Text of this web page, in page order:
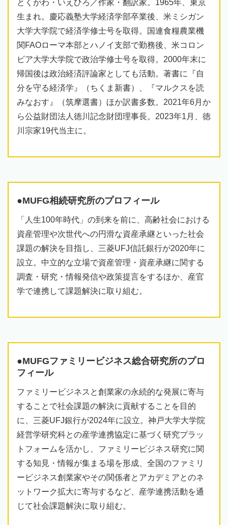
とくがわ・いえひろ／作家・翻訳家。1965年、東京
生まれ。慶応義塾大学経済学部卒業後、米ミシガン
大学大学院で経済学修士号を取得。国連食糧農業機
関FAOローマ本部とハノイ支部で勤務後、米コロン
ビア大学大学院で政治学修士号を取得。2000年末に
帰国後は政治経済評論家としても活動。著書に『自
分を守る経済学』（ちくま新書）、『マルクスを読
みなおす』（筑摩選書）ほか訳書多数。2021年6月か
ら公益財団法人徳川記念財団理事長。2023年1月、徳
川宗家19代当主に。
●MUFG相続研究所のプロフィール
「人生100年時代」の到来を前に、高齢社会における
資産管理や次世代への円滑な資産承継といった社会
課題の解決を目指し、三菱UFJ信託銀行が2020年に
設立。中立的な立場で資産管理・資産承継に関する
調査・研究・情報発信や政策提言をするほか、産官
学で連携して課題解決に取り組む。
●MUFGファミリービジネス総合研究所のプロ
フィール
ファミリービジネスと創業家の永続的な発展に寄与
することで社会課題の解決に貢献することを目的
に、三菱UFJ銀行が2024年に設立。神戸大学大学院
経営学研究科との産学連携協定に基づく研究プラッ
トフォームを活かし、ファミリービジネス研究に関
する知見・情報が集まる場を形成、全国のファミリ
ービジネス創業家やその関係者とアカデミアとのネ
ットワーク拡大に寄与するなど、産学連携活動を通
じて社会課題解決に取り組む。